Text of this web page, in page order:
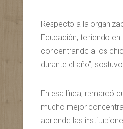
Respecto a la
Educación, teniendo
concentrando a los
durante el año”,
En esa línea, remarcó
mucho mejor
abriendo las